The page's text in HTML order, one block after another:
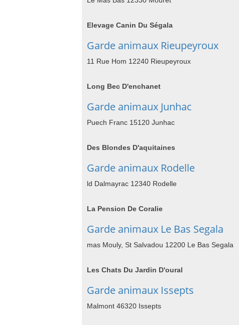
Elevage Canin Du Ségala
Garde animaux Rieupeyroux
11 Rue Hom 12240 Rieupeyroux
Long Bec D'enchanet
Garde animaux Junhac
Puech Franc 15120 Junhac
Des Blondes D'aquitaines
Garde animaux Rodelle
ld Dalmayrac 12340 Rodelle
La Pension De Coralie
Garde animaux Le Bas Segala
mas Mouly, St Salvadou 12200 Le Bas Segala
Les Chats Du Jardin D'oural
Garde animaux Issepts
Malmont 46320 Issepts